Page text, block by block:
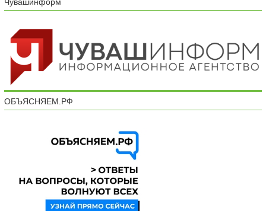
Чувашинформ
ОБЪЯСНЯЕМ.РФ